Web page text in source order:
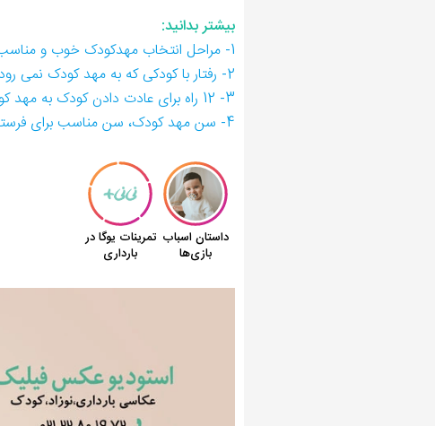
بیشتر بدانید:
1- مراحل انتخاب مهدکودک خوب و مناسب
2- رفتار با کودکی که به مهد کودک نمی رود
3- 12 راه برای عادت دادن کودک به مهد کودک چیست؟
4- سن مهد کودک، سن مناسب برای فرستادن کودک به مهد کودک